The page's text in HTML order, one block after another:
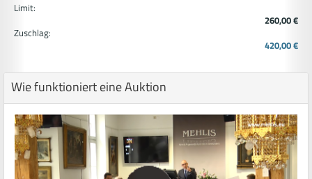
Limit:
260,00 €
Zuschlag:
420,00 €
Wie funktioniert eine Auktion